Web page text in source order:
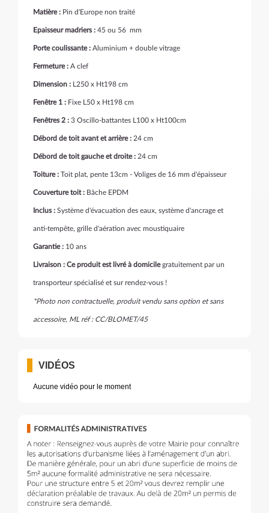
Matière : Pin d'Europe non traité
Epaisseur madriers : 45 ou 56 mm
Porte coulissante : Aluminium + double vitrage
Fermeture : A clef
Dimension : L250 x Ht198 cm
Fenêtre 1 : Fixe L50 x Ht198 cm
Fenêtres 2 : 3 Oscillo-battantes L100 x Ht100cm
Débord de toit avant et arrière : 24 cm
Débord de toit gauche et droite : 24 cm
Toiture : Toit plat, pente 13cm - Voliges de 16 mm d'épaisseur
Couverture toit : Bâche EPDM
Inclus : Système d'évacuation des eaux, système d'ancrage et
anti-tempête, grille d'aération avec moustiquaire
Garantie : 10 ans
Livraison : Ce produit est livré à domicilegratuitement par un
transporteur spécialisé et sur rendez-vous !
*Photo non contractuelle, produit vendu sans option et sans
accessoire, ML réf : CC/BLOMET/45
VIDÉOS
Aucune vidéo pour le moment